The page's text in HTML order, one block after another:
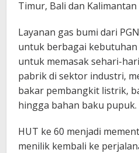
Timur, Bali dan
Layanan gas bumi dari
untuk berbagai
untuk memasak sehari-
pabrik di sektor industri,
bakar pembangkit listrik,
hingga bahan baku pupuk.
HUT ke 60 menjadi
menilik kembali ke